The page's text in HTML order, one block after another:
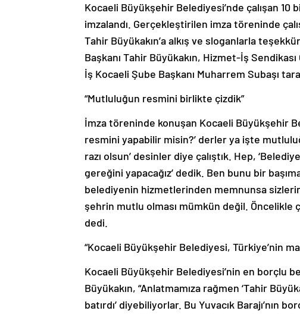
Kocaeli Büyükşehir Belediyesi’nde çalışan
imzalandı. Gerçekleştirilen imza töreninde
Tahir Büyükakın’a alkış ve sloganlarla
Başkanı Tahir Büyükakın, Hizmet-İş
İş Kocaeli Şube Başkanı Muharrem Subaşı
“Mutluluğun resmini birlikte çizdik”
İmza töreninde konuşan Kocaeli Büyükşehir
resmini yapabilir misin?’ derler ya işte
razı olsun’ desinler diye çalıştık. Hep,
gereğini yapacağız’ dedik. Ben bunu bir
belediyenin hizmetlerinden memnunsa
şehrin mutlu olması mümkün değil. Öncelikle
dedi.
“Kocaeli Büyükşehir Belediyesi, Türkiye’nin
Kocaeli Büyükşehir Belediyesi’nin en borçlu
Büyükakın, “Anlatmamıza rağmen ‘Tahir
batırdı’ diyebiliyorlar. Bu Yuvacık Barajı’nın